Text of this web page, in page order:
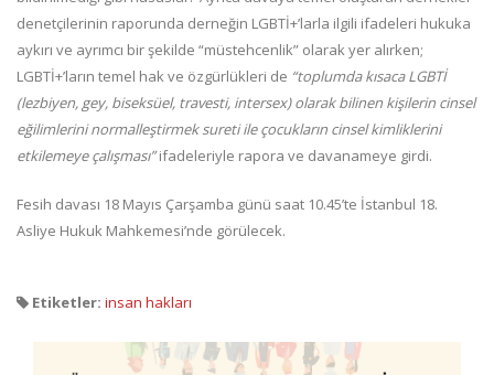
denetçilerinin raporunda derneğin LGBTİ+’larla ilgili ifadeleri hukuka
aykırı ve ayrımcı bir şekilde “müstehcenlik” olarak yer alırken;
LGBTİ+’ların temel hak ve özgürlükleri de “toplumda kısaca LGBTİ
(lezbiyen, gey, biseksüel, travesti, intersex) olarak bilinen kişilerin cinsel
eğilimlerini normalleştirmek sureti ile çocukların cinsel kimliklerini
etkilemeye çalışması”ifadeleriyle rapora ve davanameye girdi.
Fesih davası 18 Mayıs Çarşamba günü saat 10.45’te İstanbul 18.
Asliye Hukuk Mahkemesi’nde görülecek.
Etiketler: insan hakları